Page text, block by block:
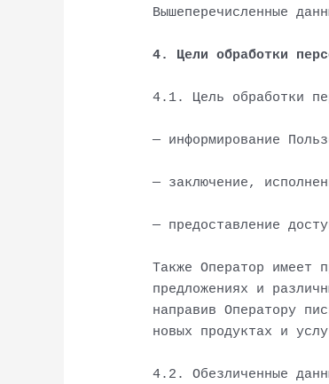
Вышеперечисленные
4. Цели обработки
4.1. Цель обработки
— информирование
— заключение,
— предоставление
Также Оператор имеет
предложениях и
направив Оператору
новых продуктах и
4.2. Обезличенные